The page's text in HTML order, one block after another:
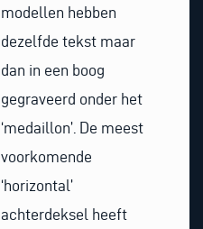
modellen hebben
dezelfde tekst maar
dan in een boog
gegraveerd onder het
‘medaillon’. De meest
voorkomende
‘horizontal’
achterdeksel heeft